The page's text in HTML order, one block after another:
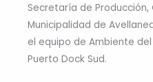
Secretaría de
Municipalidad de
el equipo de Ambiente
Puerto Dock Sud.